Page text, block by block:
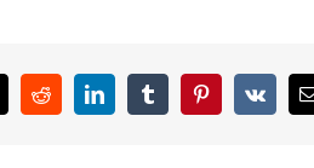
RedditLinkedInTumblrPinterest
Vk